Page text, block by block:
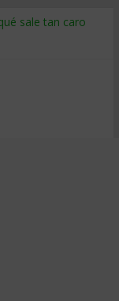
sale tan caro
del terremoto
sin fracasar
en el oficio
piensen igual